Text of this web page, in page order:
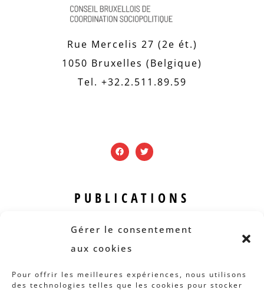
Gérer le consentement
aux cookies
Pour offrir les meilleures expériences, nous utilisons
des technologies telles que les cookies pour stocker
Rue Mercelis 27 (2e ét.)
1050 Bruxelles (Belgique)
Tel. +32.2.511.89.59
PUBLICATIONS
Revue B.I.S.
Rapports et analyses
Articles